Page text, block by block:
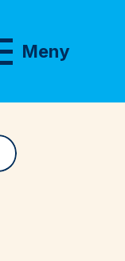
Meny
Visa meny